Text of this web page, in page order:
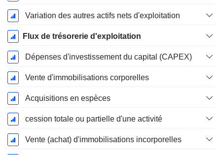
Variation des autres actifs nets d'exploitation
Flux de trésorerie d'exploitation
Dépenses d'investissement du capital (CAPEX)
Vente d'immobilisations corporelles
Acquisitions en espèces
cession totale ou partielle d'une activité
Vente (achat) d'immobilisations incorporelles